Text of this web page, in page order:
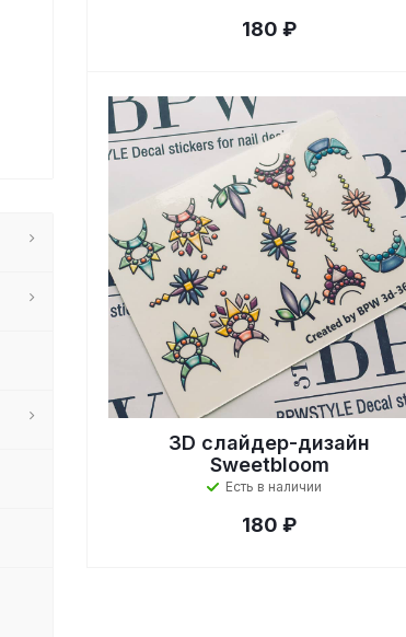
180 ₽
3D слайдер-дизайн
Sweetbloom
Есть в наличии
180 ₽